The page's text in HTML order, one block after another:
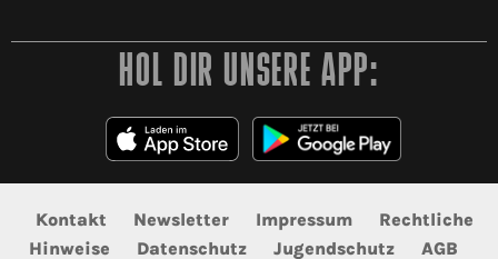
HOL DIR UNSERE APP:
Kontakt Newsletter Impressum
Rechtliche
Hinweise
Datenschutz Jugendschutz AGB